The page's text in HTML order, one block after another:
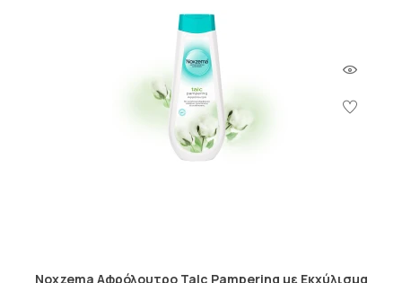
Noxzema Αφρόλουτρο Talc Pampering με Εκχύλισμα